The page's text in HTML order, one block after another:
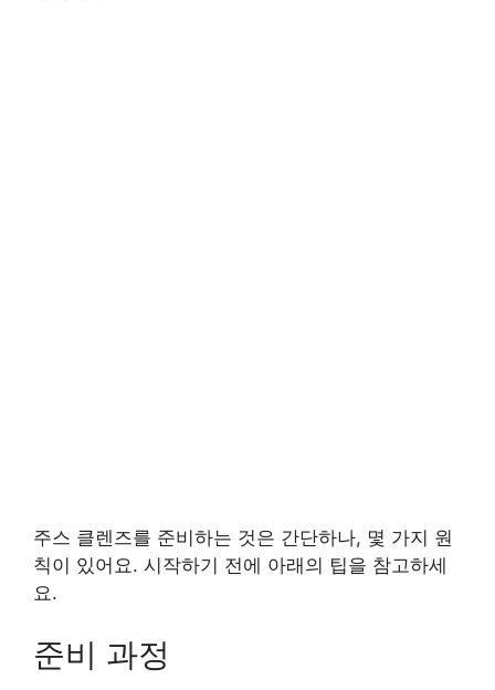
주스 클렌즈를 준비하는 것은 간단하나, 몇 가지 원
칙이 있어요. 시작하기 전에 아래의 팁을 참고하세
요.
준비 과정